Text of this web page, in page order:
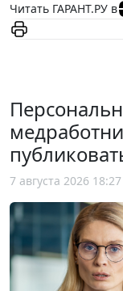
Читать ГАРАНТ.РУ в
7 августа 2026 18:27